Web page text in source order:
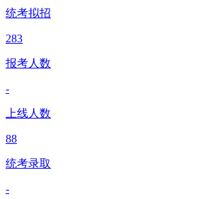
统考拟招
283
报考人数
-
上线人数
88
统考录取
-